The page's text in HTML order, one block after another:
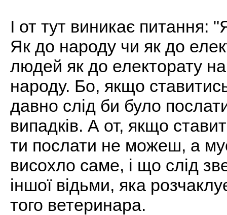
І от тут виникає питання:
Як до народу чи як до
людей як до електорату
народу. Бо, якщо
давно слід би було
випадків. А от, якщо
ти послати не можеш, а
висохло саме, і що слід
іншої відьми, яка
того ветеринара.